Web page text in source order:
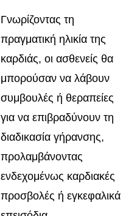
Γνωρίζοντας τη
πραγματική ηλικία της
καρδιάς, οι ασθενείς θα
μπορούσαν να λάβουν
συμβουλές ή θεραπείες
για να επιβραδύνουν τη
διαδικασία γήρανσης,
προλαμβάνοντας
ενδεχομένως καρδιακές
προσβολές ή εγκεφαλικά